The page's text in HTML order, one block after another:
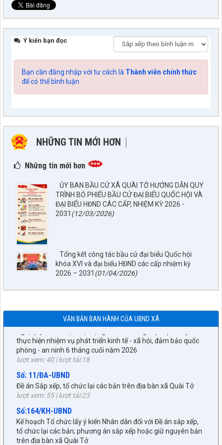
Ý kiến bạn đọc
Bạn cần đăng nhập với tư cách là Thành viên chính thức
để có thể bình luận
NHỮNG TIN MỚI HƠN
NHỮNG TIN CŨ HƠN
Những tin mới hơn
ỦY BAN BẦU CỬ XÃ QUÀI TỞ HƯỚNG DẪN QUY
TRÌNH BỎ PHIẾU BẦU CỬ ĐẠI BIỂU QUỐC HỘI VÀ
ĐẠI BIỂU HĐND CÁC CẤP, NHIỆM KỲ 2026 -
2031 (12/03/2026)
Tổng kết công tác bầu cử đại biểu Quốc hội
khóa XVI và đại biểu HĐND các cấp nhiệm kỳ
2026 – 2031 (01/04/2026)
VĂN BẢN BAN HÀNH CỦA UBND XÃ
Số: 67/TB-UBND
Thông báo về việc Công bố, công khai Quy hoạch chung xã
Quài Tở, tỉnh Điện Biên đến năm 2045
lượt xem: 27 | lượt tải:1229
Số:77/NQ-HĐND
Nghị quyết về việc sắp xếp, tổ chức lại các bản trên địa bàn xã
lượt xem: 43 | lượt tải:25
Nghị quyết về nhiệm vụ trọng tâm và các giải pháp chủ yếu
thực hiện nhiệm vụ phát triển kinh tế - xã hội, đảm bảo quốc
phòng - an ninh 6 tháng cuối năm 2026
lượt xem: 40 | lượt tải:18
Số: 11/ĐA-UBND
lượt xem: 55 | lượt tải:23
Số:164/KH-UBND
tổ chức lại các bản; phương án sắp xếp hoặc giữ nguyên bản
trên địa bàn xã Quài Tở
lượt xem: 45 | lượt tải:26
27/NQ-HĐND